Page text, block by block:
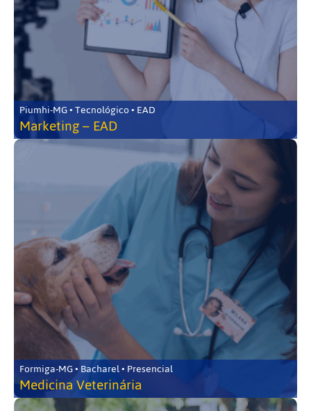
Piumhi-MG • Tecnológico • EAD
Marketing – EAD
Formiga-MG • Bacharel • Presencial
Medicina Veterinária